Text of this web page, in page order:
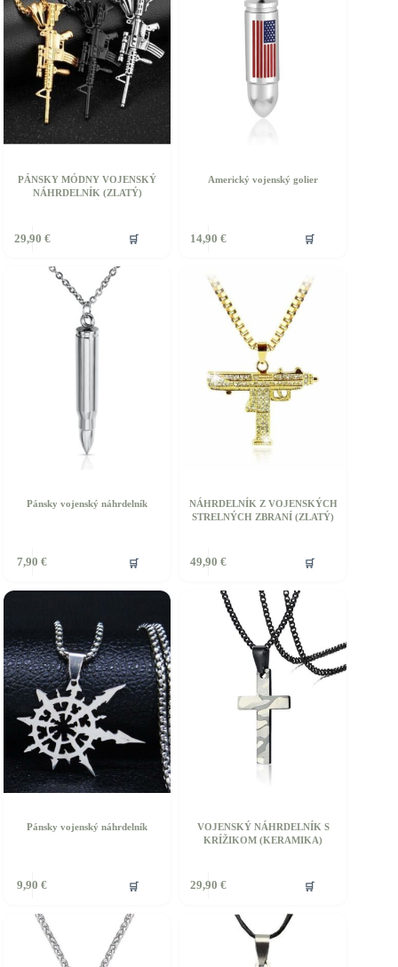
môžete
PÁNSKY MÓDNY VOJENSKÝ
NÁHRDELNÍK (ZLATÝ)
29,90 € 🛒
Americký vojenský golier
14,90 € 🛒
produkt
variantov.
Pánsky vojenský náhrdelník
7,90€ 🛒
NÁHRDELNÍK Z VOJENSKÝCH
STRELNÝCH ZBRANÍ (ZLATÝ)
49,90 € 🛒
Pánsky vojenský náhrdelník
9,90€ 🛒
VOJENSKÝ NÁHRDELNÍK S
KRÍŽIKOM (KERAMIKA)
29,90 € 🛒